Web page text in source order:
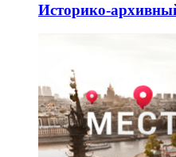
Историко-